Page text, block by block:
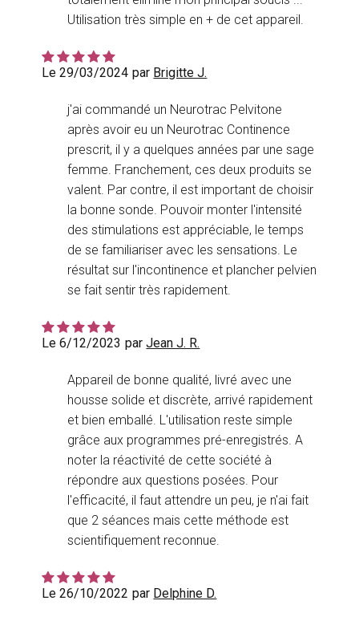
Utilisation très simple en + de cet appareil.
Le 29/03/2024 par Brigitte J.
j'ai commandé un Neurotrac Pelvitone
après avoir eu un Neurotrac Continence
prescrit, il y a quelques années par une sage
femme. Franchement, ces deux produits se
valent. Par contre, il est important de choisir
la bonne sonde. Pouvoir monter l'intensité
des stimulations est appréciable, le temps
de se familiariser avec les sensations. Le
résultat sur l'incontinence et plancher pelvien
se fait sentir très rapidement.
Le 6/12/2023 parJean J. R.
Appareil de bonne qualité, livré avec une
housse solide et discrète, arrivé rapidement
et bien emballé. L'utilisation reste simple
grâce aux programmes pré-enregistrés. A
noter la réactivité de cette société à
répondre aux questions posées. Pour
l'efficacité, il faut attendre un peu, je n'ai fait
que 2 séances mais cette méthode est
scientifiquement reconnue.
Le 26/10/2022 par Delphine D.